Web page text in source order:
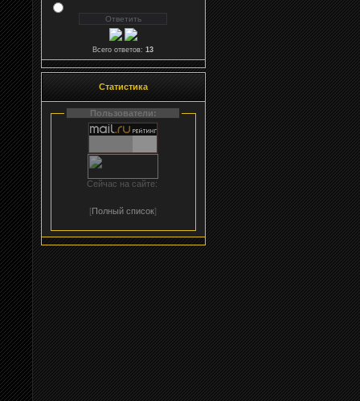
Всего ответов: 13
Статистика
Пользователи:
Сейчас на сайте:
[Полный список]